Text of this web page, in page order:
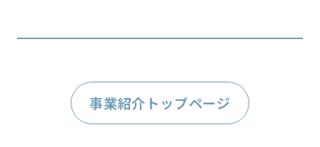
事業紹介トップページ